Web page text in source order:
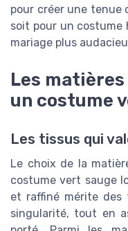
pour créer une tenue
soit pour un costume
mariage plus
Les
un costume
Les tissus qui
Le choix de la
costume vert sauge
et raffiné mérite
singularité, tout en